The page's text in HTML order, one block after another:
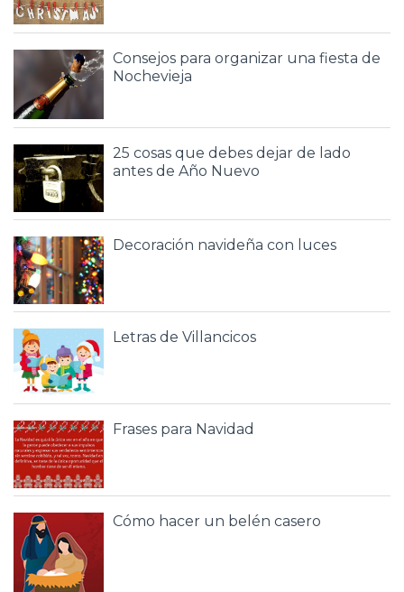
Consejos para organizar una fiesta de
Nochevieja
25 cosas que debes dejar de lado
antes de Año Nuevo
Decoración navideña con luces
Letras de Villancicos
Frases para Navidad
Cómo hacer un belén casero